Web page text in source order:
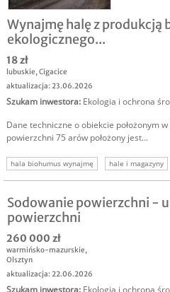
Wynajmę halę z
ekologicznego...
18 zł
lubuskie,Cigacice
aktualizacja: 23.06.2026
Szukam inwestora: Ekologia i ochrona
Dane techniczne o obiekcie położonym
powierzchni 75 arów położony jest...
hala biohumus wynajmę hale i magazyny
nieruchomość produkcyjna
nieruchomość
Sodowanie powierzchni -
powierzchni
260 000 zł
warmińsko-mazurskie,
Olsztyn
aktualizacja: 22.06.2026
Szukam inwestora: Ekologia i ochrona